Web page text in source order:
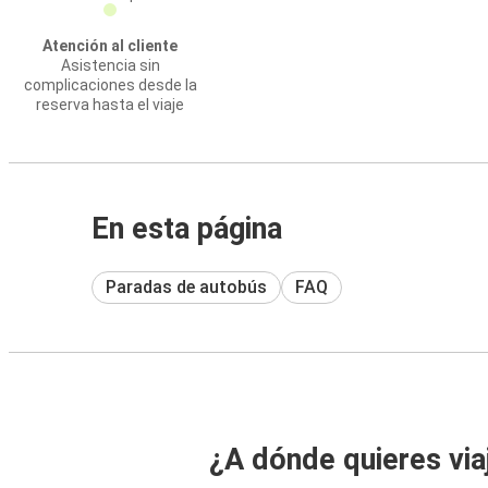
Atención al cliente
Asistencia sin
complicaciones desde la
reserva hasta el viaje
En esta página
Paradas de autobús FAQ
¿A dónde quieres